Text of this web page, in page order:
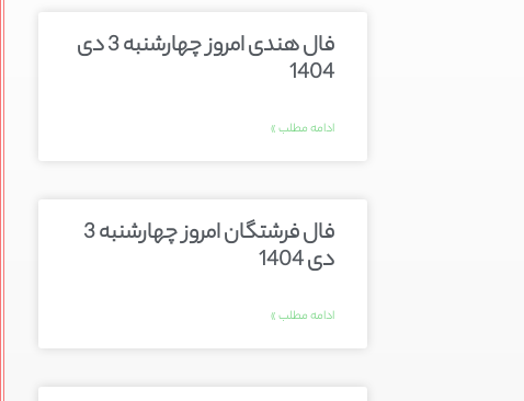
فال هندی امروز چهارشنبه 3 دی
1404
ادامه مطلب »
فال فرشتگان امروز چهارشنبه 3
دی 1404
ادامه مطلب »